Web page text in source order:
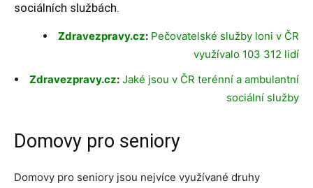
sociálních službách.
Zdravezpravy.cz: Pečovatelské služby loni v ČR
využívalo 103 312 lidí
Zdravezpravy.cz: Jaké jsou v ČR terénní a ambulantní
sociální služby
Domovy pro seniory
Domovy pro seniory jsou nejvíce využívané druhy